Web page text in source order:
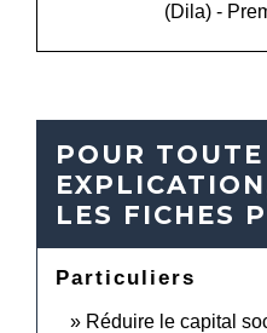
(Dila) -
POUR TOUTE
LES FICHES
Particuliers
Réduire le capital